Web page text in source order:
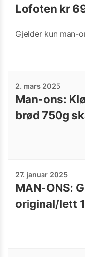
Lofoten kr
Gjelder kun man-
2. mars 2025
Man-ons:
brød 750g
27. januar 2025
MAN-ONS:
original/lett